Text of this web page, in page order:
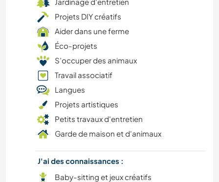
MUSIQUE
LANGUES
FERME
JARDINAGE
HISTOIRE
BRICOLAGE / ARTISANAT
Projets DIY créatifs
Aider dans une ferme
Éco-projets
S’occuper des animaux
Travail associatif
Langues
Projets artistiques
Petits travaux d'entretien
Garde de maison et d'animaux
J'ai des connaissances :
Baby-sitting et jeux créatifs